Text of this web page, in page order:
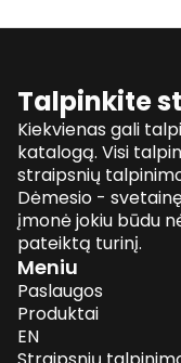
Talpinkite
Kiekvienas gali
katalogą. Visi
straipsnių
Dėmesio -
įmonė jokiu būdu
pateiktą turinį.
Meniu
Paslaugos
Produktai
EN